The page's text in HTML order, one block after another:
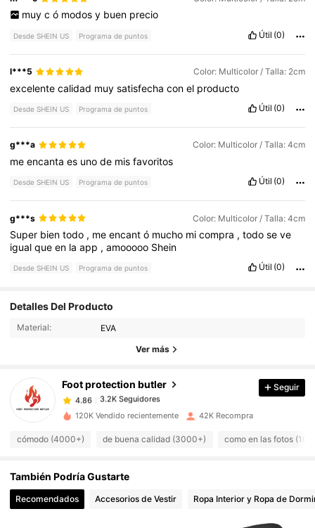
muy c ó modos y buen precio
Desde SHEIN US Programa de puntos Útil (0)
l***5 Color: Multicolor / Talla: 2cm
excelentecalidad muysatisfechaconel producto
Desde SHEIN US Programa de puntos Útil (0)
g***a Color: Multicolor / Talla: 4cm
meencantaes unode misfavoritos
Desde SHEIN US Programa de puntos Útil (0)
g***s Color: Multicolor / Talla: 4cm
Super bientodo , meencantó mucho micompra ,todoseve
igualqueen laapp ,amooooo Shein
Desde SHEIN US Programa de puntos Útil (0)
Detalles Del Producto
Material: EVA
Ver más
Foot protection butler
4.86 3.2K Seguidores
3.2K Seguidores
4.86 3.2K Seguidores
4.86 3.2K Seguidores
4.86
Seguir
120K Vendido recientemente 42K Recompra
cómodo (4000+) de buena calidad (3000+) como en las fotos
También Podría Gustarte
Recomendados Accesorios de Vestir Ropa Interior y Ropa de